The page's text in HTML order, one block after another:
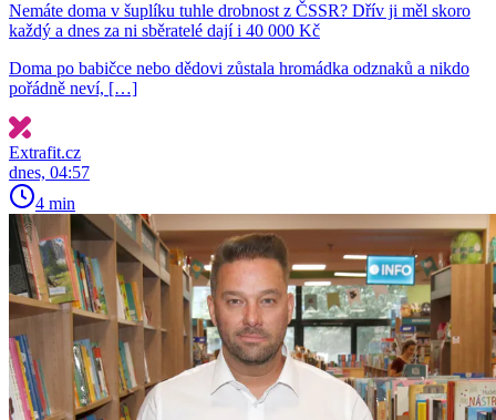
Nemáte doma v šuplíku tuhle drobnost z ČSSR? Dřív ji měl skoro
každý a dnes za ni sběratelé dají i 40 000 Kč
Doma po babičce nebo dědovi zůstala hromádka odznaků a nikdo
pořádně neví, […]
Extrafit.cz
dnes, 04:57
4 min